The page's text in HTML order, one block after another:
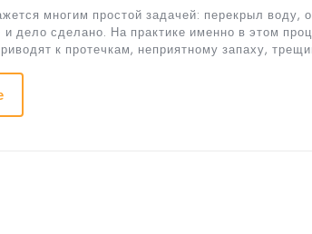
многим простой задачей: перекрыл воду,
дело сделано. На практике именно в этом
к протечкам, неприятному запаху,